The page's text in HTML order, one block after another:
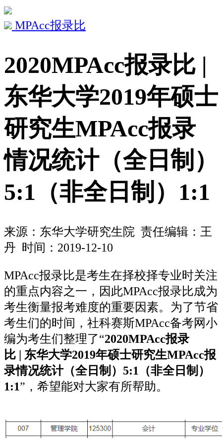
MPAcc报录比
2020MPAcc报录比 |
东华大学2019年硕士
研究生MPAcc报录
情况统计（全日制）
5:1（非全日制）1:1
来源： 东华大学研究生院 责任编辑：王
丹 时间：2019-12-10
MPAcc报录比是考生在择校择专业时关注
的重点内容之一，因此MPAcc报录比成为
考生衡量报考难度的重要因素。为了节省
考生们的时间，社科赛斯MPAcc备考网小
编为考生们整理了“2020MPAcc报录
比 | 东华大学2019年硕士研究生MPAcc报
录情况统计（全日制）5:1（非全日制）
1:1”，希望能对大家有所帮助。